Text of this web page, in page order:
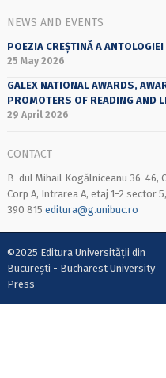
NEWS AND EVENTS
POEZIA CREȘTINĂ A
25 May 2026
GALEX NATIONAL AWARDS,
PROMOTERS OF READING AND
29 April 2026
CONTACT
B-dul Mihail Kogălniceanu 36-46,
Corp A, Intrarea A, etaj 1-2 sector
390 815 editura@g.unibuc.ro
©2025 Editura Universității din
București - Bucharest University
Press